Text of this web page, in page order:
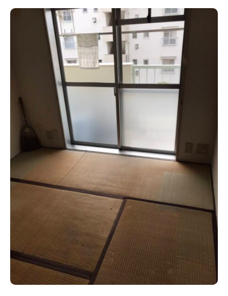
お問い合わせ・見積り相談